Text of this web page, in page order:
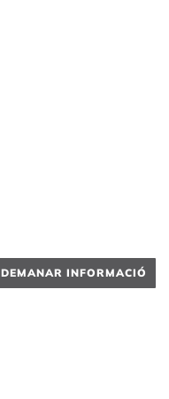
DEMANAR INFORMACIÓ